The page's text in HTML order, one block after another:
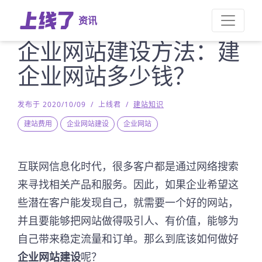
资讯
企业网站建设方法：建
企业网站多少钱？
发布于 2020/10/09 / 上线君 / 建站知识
建站费用
企业网站建设 企业网站
互联网信息化时代，很多客户都是通过网络搜索
来寻找相关产品和服务。因此，如果企业希望这
些潜在客户能发现自己，就需要一个好的网站，
并且要能够把网站做得吸引人、有价值，能够为
自己带来稳定流量和订单。那么到底该如何做好
企业网站建设呢？